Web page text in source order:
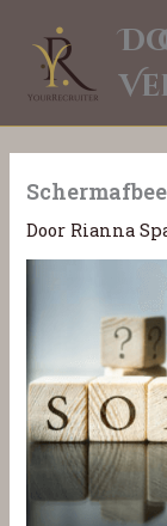
naar
inhoud
Door Rianna